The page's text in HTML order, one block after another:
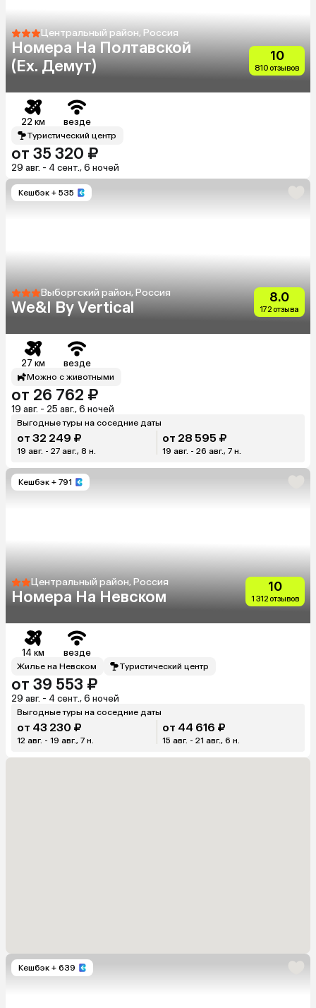
Центральный район, Россия
Номера На Полтавской
(Ex. Демут)
10
810 отзывов
22 км везде
Туристический центр
от 35 320 ₽
29 авг. - 4 сент., 6 ночей
Кешбэк + 535
Выборгский район, Россия
We&I By Vertical
8.0
172 отзыва
27 км везде
Можно с животными
от 26 762 ₽
19 авг. - 25 авг., 6 ночей
Выгодные туры на соседние даты
от 32 249 ₽
19 авг. - 27 авг., 8 н.
от 28 595 ₽
19 авг. - 26 авг., 7 н.
Кешбэк + 791
Центральный район, Россия
Номера На Невском
10
1 312 отзывов
14 км везде
Жилье на Невском Туристический центр
от 39 553 ₽
29 авг. - 4 сент., 6 ночей
Выгодные туры на соседние даты
от 43 230 ₽
12 авг. - 19 авг., 7 н.
от 44 616 ₽
15 авг. - 21 авг., 6 н.
Кешбэк + 639